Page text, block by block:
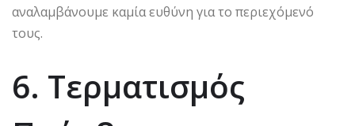
αναλαμβάνουμε καμία ευθύνη για το περιεχόμενό
τους.
6. Τερματισμός